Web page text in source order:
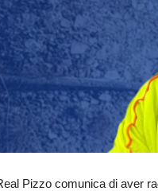
Pizzo comunica di aver